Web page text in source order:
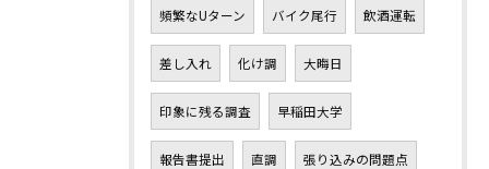
頻繁なUターン バイク尾行 飲酒運転
差し入れ 化け調 大晦日
印象に残る調査 早稲田大学
報告書提出 直調 張り込みの問題点